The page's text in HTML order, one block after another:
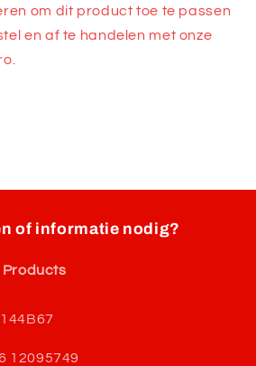
om dit product toe te passen
en af te handelen met onze
of informatie nodig?
Products
12095749